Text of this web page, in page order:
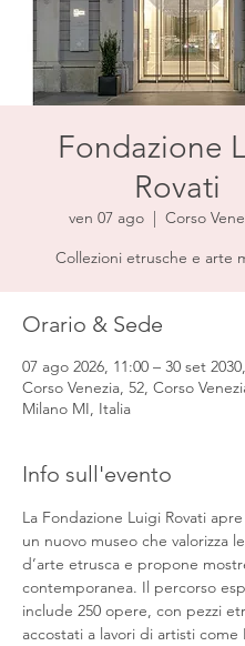
Fondazione
Rovati
ven 07 ago
  |
Corso
Collezioni etrusche e arte
Orario & Sede
07 ago 2026, 11:00 – 30 set
Corso Venezia, 52, Corso
Milano MI, Italia
Info sull'evento
La Fondazione Luigi Rovati
un nuovo museo che valorizza
d’arte etrusca e propone
contemporanea. Il percorso
include 250 opere, con pezzi
accostati a lavori di artisti